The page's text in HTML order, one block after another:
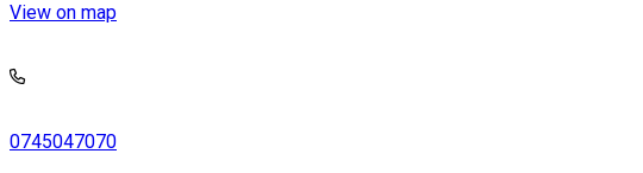
View on map
0745047070